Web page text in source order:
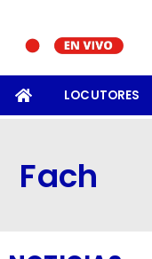
LOCUTORES
Fach